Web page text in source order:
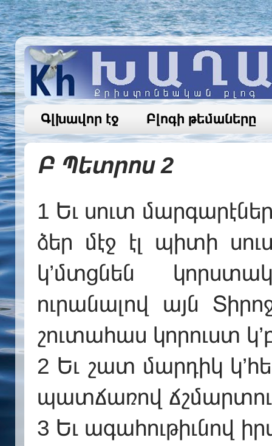
Գլխավոր էջ Բլոգի թեմաները
Բ Պետրոս 2
1 Եւ սուտ մարգարէներ
ձեր մէջ էլ պիտի
կ’մտցնեն
ուրանալով այն
շուտահաս կորուստ
2 Եւ շատ մարդիկ
պատճառով
3 Եւ ագահութիւնով